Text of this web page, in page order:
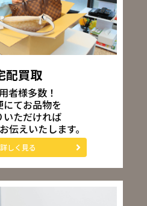
配買取
者様多数！
にてお品物を
いただければ
伝えいたします。
詳しく見る